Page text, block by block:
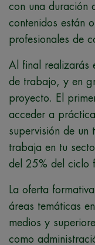
con una duración
contenidos están
profesionales de
Al final realizarás
de trabajo, y en
proyecto. El
acceder a
supervisión de un
trabaja en tu
del 25% del ciclo
La oferta
áreas temáticas
medios y
como